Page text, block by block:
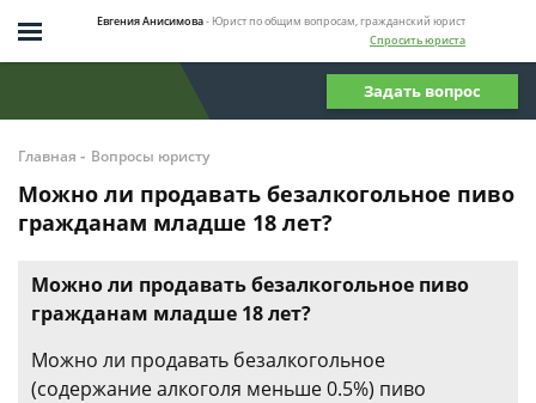
Евгения Анисимова- Юрист по общим вопросам, гражданский юрист
Спросить юриста
Задать вопрос
Главная - Вопросы юристу
Можно ли продавать безалкогольное пиво
гражданам младше 18 лет?
Можно ли продавать безалкогольное пиво
гражданам младше 18 лет?
Можно ли продавать безалкогольное
(содержание алкоголя меньше 0.5%) пиво